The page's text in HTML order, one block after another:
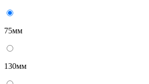
75мм
130мм